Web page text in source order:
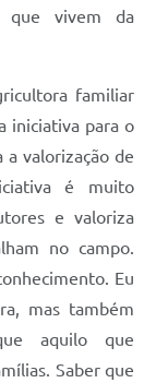
que vivem da
familiar
iniciativa para o
valorização de
é muito
e valoriza
no campo.
Eu
mas também
aquilo que
Saber que